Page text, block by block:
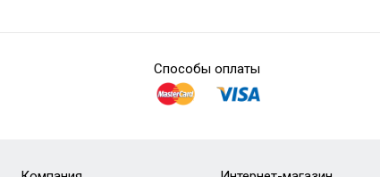
Способы оплаты